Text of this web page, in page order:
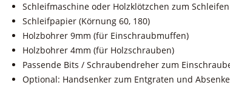
Schleifmaschine oder Holzklötzchen zum Schleifen
Schleifpapier (Körnung 60, 180)
Holzbohrer 9mm (für Einschraubmuffen)
Holzbohrer 4mm (für Holzschrauben)
Passende Bits / Schraubendreher zum
Optional: Handsenker zum Entgraten und